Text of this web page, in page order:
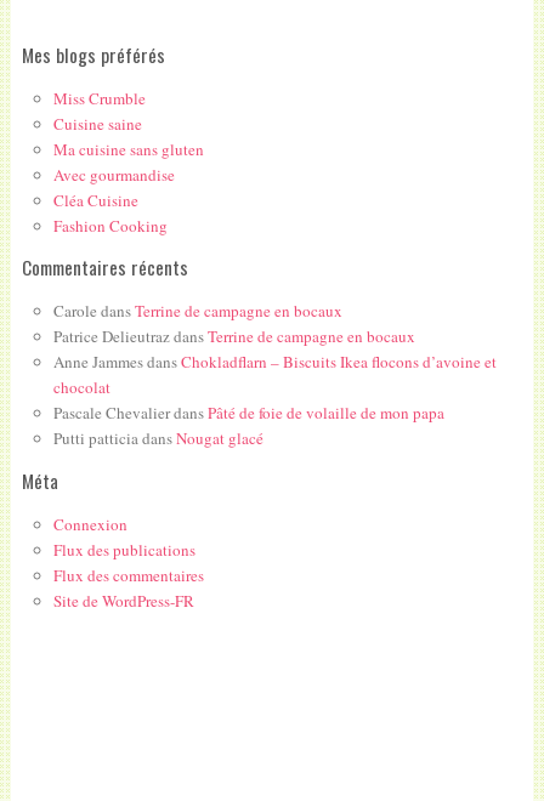
Mes blogs préférés
Miss Crumble
Cuisine saine
Ma cuisine sans gluten
Avec gourmandise
Cléa Cuisine
Fashion Cooking
Commentaires récents
Carole dansTerrine de campagne en bocaux
Patrice DelieutrazdansTerrine de campagne en bocaux
Anne JammesdansChokladflarn – Biscuits Ikea flocons d’avoine et
chocolat
Pascale ChevalierdansPâté de foie de volaille de mon papa
Putti patticiadansNougat glacé
Méta
Connexion
Flux des publications
Flux des commentaires
Site de WordPress-FR